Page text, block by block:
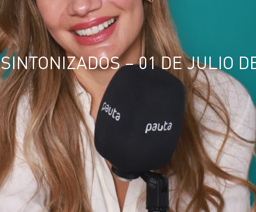
SINTONIZADOS – 01 DE JULIO